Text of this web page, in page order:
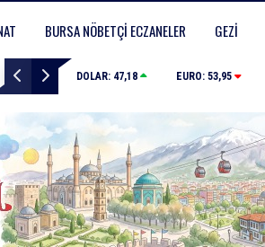
BURSA NÖBETÇI ECZANELER GEZI
Uludağ’da orman yangını
DOLAR: 47,18 EURO: 53,95